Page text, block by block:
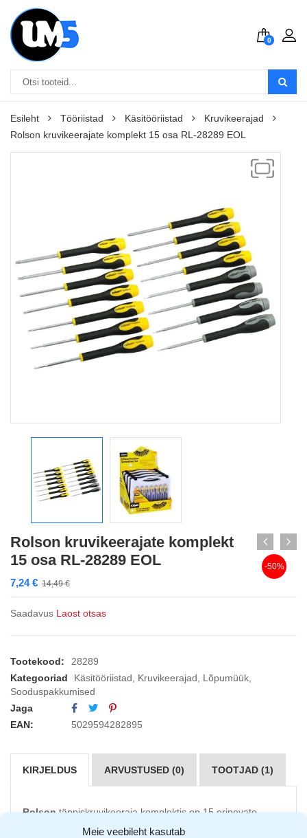
Meie veebileht kasutab
0
Esileht Tööriistad Käsitööriistad
Kruvikeerajad
Rolson kruvikeerajate komplekt 15 osa RL-28289 EOL
Rolson kruvikeerajate komplekt
15 osa RL-28289 EOL
14,49€
7,24€
-50%
Saadavus Laost otsas
Tootekood:
28289
Kategooriad
Käsitööriistad Kruvikeerajad Lõpumüük
Sooduspakkumised
Jaga
EAN:
5029594282895
KIRJELDUS ARVUSTUSED (0) TOOTJAD (1)
Rolsontäppiskruvikeeraja komplektis on 15 erinevate
otstega kruvikeerajat, mille käepidemed on hea haardega